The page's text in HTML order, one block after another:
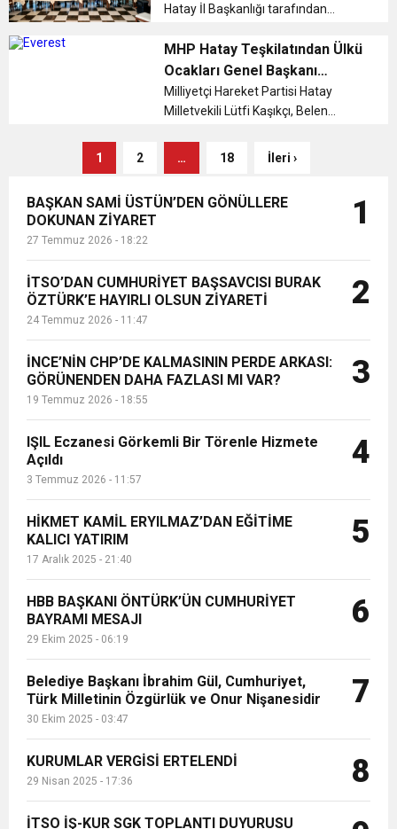
Hatay İl Başkanlığı tarafından
Değerlendirme Toplantısı", Belen
Belediye Başkanı İbrahim Gül’ün ev
sahipliğinde Belen Koca Yusuf
Restaurant’...
MHP Hatay Teşkilatından Ülkü
Ocakları Genel Başkanı
Yıldırım’a Ziyaret
Milliyetçi Hareket Partisi Hatay
Milletvekili Lütfi Kaşıkçı, Belen
MHP Hatay İl Başkanı Metin Taşçı,
1 2 … 18 İleri ›
BAŞKAN SAMİ ÜSTÜN’DEN GÖNÜLLERE
DOKUNAN ZİYARET
27 Temmuz 2026 - 18:22
1
İTSO’DAN CUMHURİYET BAŞSAVCISI BURAK
ÖZTÜRK’E HAYIRLI OLSUN ZİYARETİ
24 Temmuz 2026 - 11:47
2
İNCE’NİN CHP’DE KALMASININ PERDE ARKASI:
GÖRÜNENDEN DAHA FAZLASI MI VAR?
19 Temmuz 2026 - 18:55
3
IŞIL Eczanesi Görkemli Bir Törenle Hizmete
Açıldı
3 Temmuz 2026 - 11:57
4
HİKMET KAMİL ERYILMAZ’DAN EĞİTİME
KALICI YATIRIM
17 Aralık 2025 - 21:40
5
HBB BAŞKANI ÖNTÜRK’ÜN CUMHURİYET
BAYRAMI MESAJI
29 Ekim 2025 - 06:19
6
Belediye Başkanı İbrahim Gül, Cumhuriyet,
Türk Milletinin Özgürlük ve Onur Nişanesidir
30 Ekim 2025 - 03:47
7
KURUMLAR VERGİSİ ERTELENDİ
29 Nisan 2025 - 17:36 8
İTSO İŞ-KUR SGK TOPLANTI DUYURUSU